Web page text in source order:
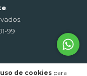
de cookiespara
99